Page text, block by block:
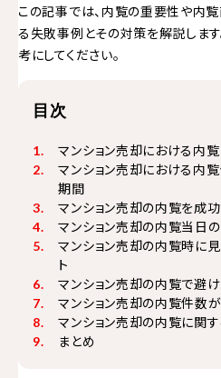
この記事では、内覧の重要性や内覧
る失敗事例とその対策を解説しま
考にしてください。
目次
マンション売却における内
マンション売却における内
期間
マンション売却の内覧を成
マンション売却の内覧当日
マンション売却の内覧時に
ト
マンション売却の内覧で避
マンション売却の内覧件数
マンション売却の内覧に関
まとめ